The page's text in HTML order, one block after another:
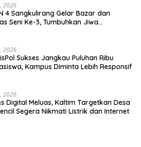
2026
4 Sangkulirang Gelar Bazar dan
Seni Ke-3, Tumbuhkan Jiwa
2026
Sukses Jangkau Puluhan Ribu
Kampus Diminta Lebih Responsif
2026
Digital Meluas, Kaltim Targetkan Desa
Segera Nikmati Listrik dan Internet